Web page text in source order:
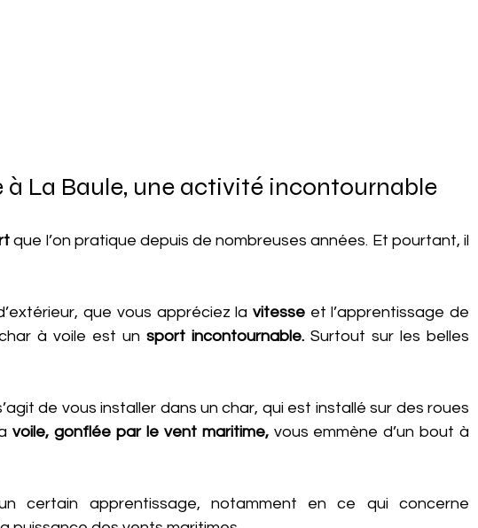
à La Baule, une activité incontournable
que l’on pratique depuis de nombreuses années. Et pourtant, il
que vous appréciez la vitesse et l’apprentissage de
à voile est un sport incontournable. Surtout sur les belles
voile, gonflée par le vent maritime, vous emmène d’un bout à
certain apprentissage, notamment en ce qui concerne